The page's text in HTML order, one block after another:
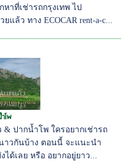
าที่เช่ารถกรุงเทพ ไป
แล้ว ทาง ECOCAR rent-a-c...
โพ
& ปากน้ำโพ ใครอยากเช่ารถ
วกันบ้าง ตอนนี้ จะแนะนำ
ได้เลย หรือ อยากอยู่ยาว...